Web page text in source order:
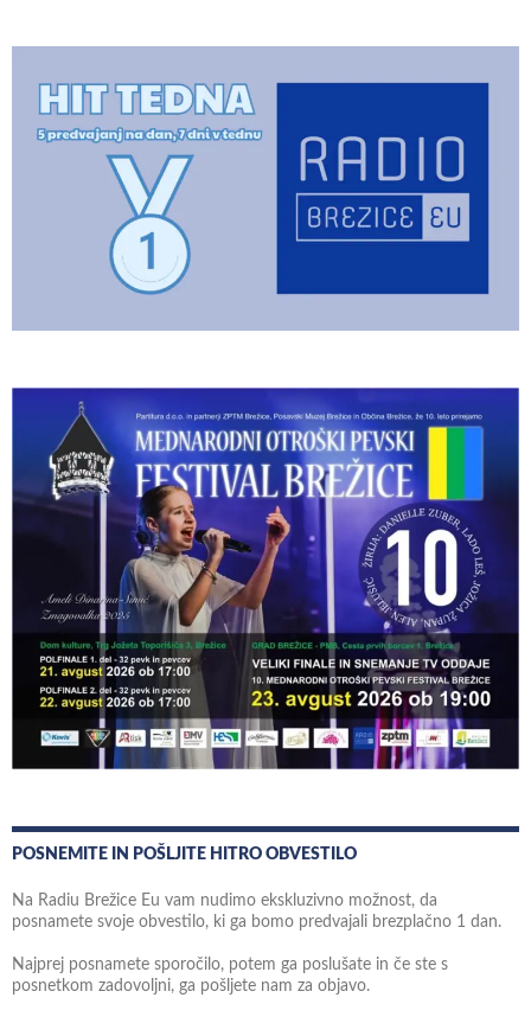
POSNEMITE IN POŠLJITE HITRO OBVESTILO
Na Radiu Brežice Eu vam nudimo ekskluzivno možnost, da
posnamete svoje obvestilo, ki ga bomo predvajali brezplačno 1 dan.
Najprej posnamete sporočilo, potem ga poslušate in če ste s
posnetkom zadovoljni, ga pošljete nam za objavo.